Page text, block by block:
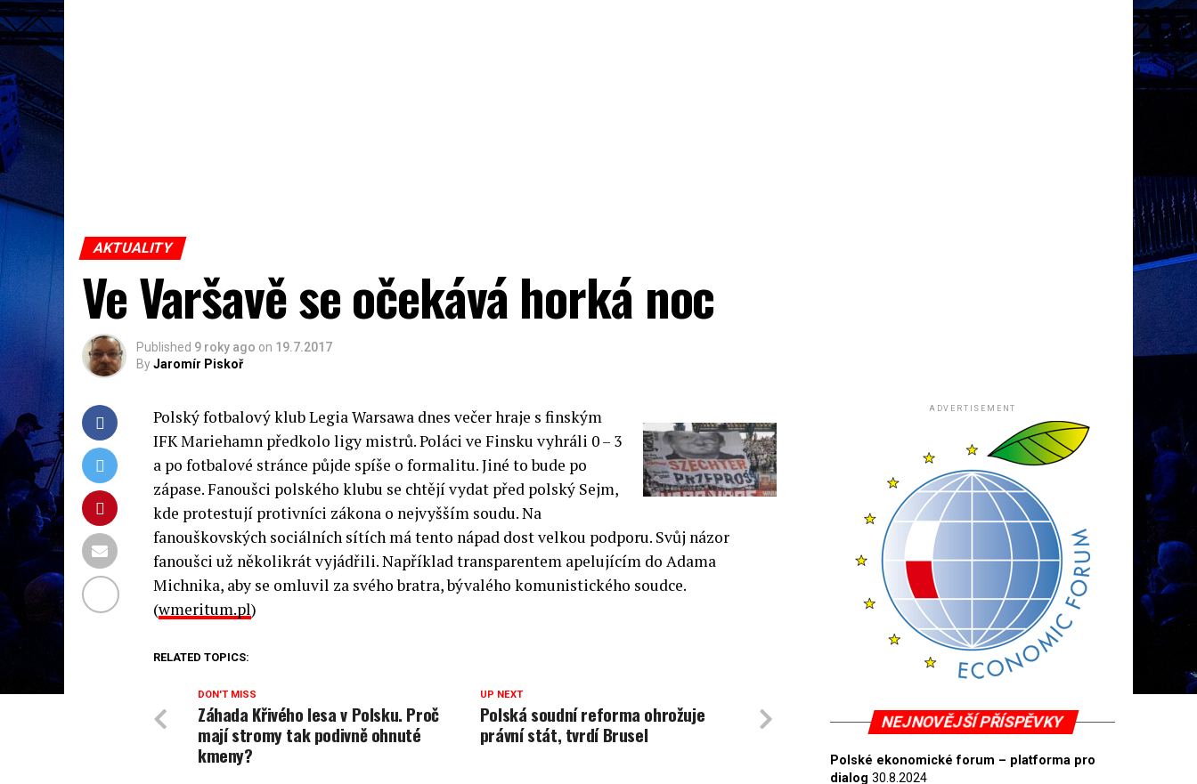
AKTUALITY
Ve Varšavě se očekává horká noc
Published 9 roky ago on 19.7.2017
ByJaromír Piskoř
Polský fotbalový klub Legia Warsawa dnes večer hraje s finským
IFK Mariehamn předkolo ligy mistrů. Poláci ve Finsku vyhráli 0 – 3
a po fotbalové stránce půjde spíše o formalitu. Jiné to bude po
zápase. Fanoušci polského klubu se chtějí vydat před polský Sejm,
kde protestují protivníci zákona o nejvyšším soudu.Na
fanouškovských sociálních sítích má tento nápad dost velkou podporu. Svůj názor
fanoušci už několikrát vyjádřili. Například transparentem apelujícím do Adama
Michnika, aby se omluvil za svého bratra, bývalého komunistického soudce.
(wmeritum.pl)
RELATED TOPICS:
UP NEXT
Polská soudní reforma ohrožuje
právní stát, tvrdí Brusel
DON'T MISS
Záhada Křivého lesa v Polsku. Proč
mají stromy tak podivně ohnuté
kmeny?
ADVERTISEMENT
NEJNOVĚJŠÍ PŘÍSPĚVKY
Polské ekonomické forum – platforma pro
dialog 30.8.2024